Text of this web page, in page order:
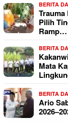
BERITA
Pilih
Ramp…
BERITA
Mata
BERITA
Ario